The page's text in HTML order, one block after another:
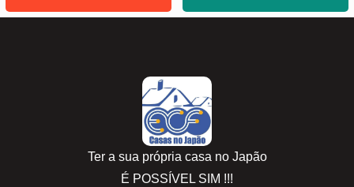
Ter a sua própria casa no Japão
É POSSÍVEL SIM !!!